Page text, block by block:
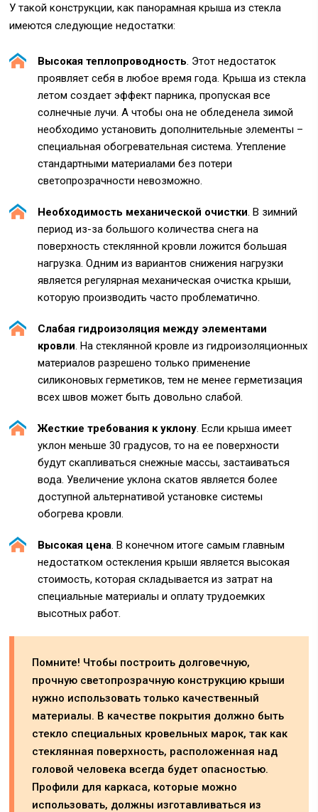
У такой конструкции, как панорамная крыша из стекла
имеются следующие недостатки:
Высокая теплопроводность. Этот недостаток
проявляет себя в любое время года. Крыша из стекла
летом создает эффект парника, пропуская все
солнечные лучи. А чтобы она не обледенела зимой
необходимо установить дополнительные элементы –
специальная обогревательная система. Утепление
стандартными материалами без потери
светопрозрачности невозможно.
Необходимость механической очистки. В зимний
период из-за большого количества снега на
поверхность стеклянной кровли ложится большая
нагрузка. Одним из вариантов снижения нагрузки
является регулярная механическая очистка крыши,
которую производить часто проблематично.
Слабая гидроизоляция между элементами
кровли. На стеклянной кровле из гидроизоляционных
материалов разрешено только применение
силиконовых герметиков, тем не менее герметизация
всех швов может быть довольно слабой.
Жесткие требования к уклону. Если крыша имеет
уклон меньше 30 градусов, то на ее поверхности
будут скапливаться снежные массы, застаиваться
вода. Увеличение уклона скатов является более
доступной альтернативой установке системы
обогрева кровли.
Высокая цена. В конечном итоге самым главным
недостатком остекления крыши является высокая
стоимость, которая складывается из затрат на
специальные материалы и оплату трудоемких
высотных работ.
Помните! Чтобы построить долговечную,
прочную светопрозрачную конструкцию крыши
нужно использовать только качественный
материалы. В качестве покрытия должно быть
стекло специальных кровельных марок, так как
стеклянная поверхность, расположенная над
головой человека всегда будет опасностью.
Профили для каркаса, которые можно
использовать, должны изготавливаться из